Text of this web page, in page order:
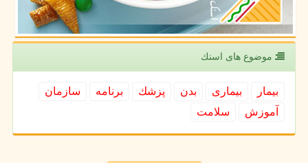
موضوع های اسنك
بیمار بیماری بدن پزشك برنامه
سازمان
آموزش
سلامت